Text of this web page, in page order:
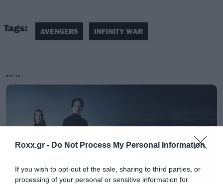
Roxx.gr - Do Not Process My Personal Information
If you wish to opt-out of the sale, sharing to third parties, or
processing of your personal or sensitive information for
τεράστια ποσά εισπράξεων αλλά αυτή τη
στιγμή που μιλάμε όλο το παιχνίδι παίζεται στο
Θυμίζουμε ότι η απόλυτη επίδοση ανήκει στο
The Force Awakens που τον Δεκέμβριο του
2015 είχε φτάσει τα 247 εκατ. δολάρια. Το
Infinity War προσπαθεί να καταρρίψει αυτό το
ρεκόρ αλλά όλα θα κριθούν την τελευταία
στιγμή.
Tags: AVENGERS INFINITY WAR
MOVIES